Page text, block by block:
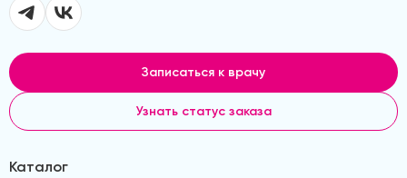
Записаться к врачу
Узнать статус заказа
Каталог